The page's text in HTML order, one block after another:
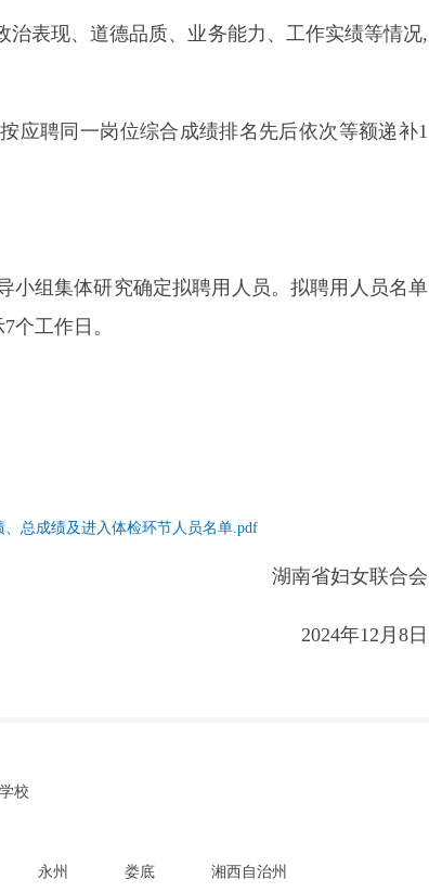
表现、道德品质、业务能力、工作实绩等情况,
应聘同一岗位综合成绩排名先后依次等额递补1
小组集体研究确定拟聘用人员。拟聘用人员名单
个工作日。
总成绩及进入体检环节人员名单.pdf
湖南省妇女联合会
2024年12月8日
校
永州 娄底 湘西自治州